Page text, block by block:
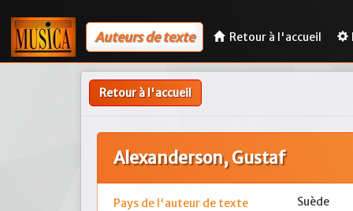
Auteurs de texte Retour à l'accueil
Retour à l'accueil
Alexanderson, Gustaf
Pays de l'auteur de texte
Suède